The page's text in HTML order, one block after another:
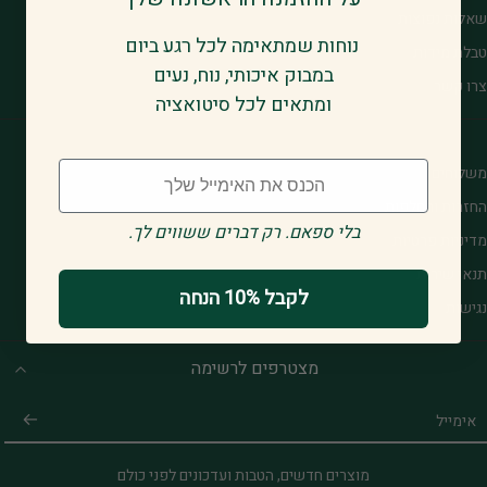
שאלות נפוצות
טבלת מידות
צרו קשר
משלוחים
החזרות והחלפות
מדיניות פרטיות
תנאי שירות
נגישות
מצטרפים לרשימה
אימייל
מוצרים חדשים, הטבות ועדכונים לפני כולם
במבוק איכותי, נוח, נעים
ומתאים לכל סיטואציה
Email
.בלי ספאם. רק דברים ששווים לך
לקבל 10% הנחה